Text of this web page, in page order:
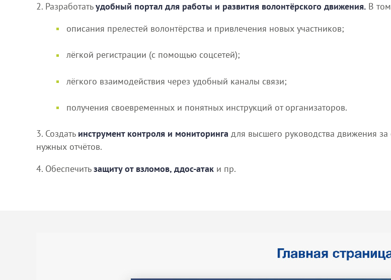
2. Разработатьудобный портал для работы и развития волонтёрского движения. В
описания прелестей волонтёрства и привлечения новых участников;
лёгкой регистрации (с помощью соцсетей);
лёгкого взаимодействия через удобный каналы связи;
получения своевременных и понятных инструкций от организаторов.
3. Создать инструмент контроля и мониторинга для высшего руководства движения
нужных отчётов.
4. Обеспечитьзащиту от взломов, ддос-атак и пр.